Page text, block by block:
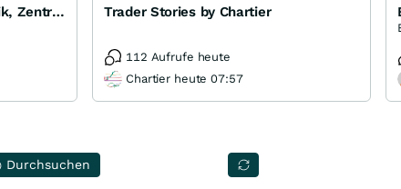
Das große Ganze - was Politik, Zentralbanken, Trends, Medien und Gesellschaft mit Aktien, Rohstoffen Trader Stories by Chartier
112 Aufrufe heute
Chartier heute 07:57
Durchsuchen